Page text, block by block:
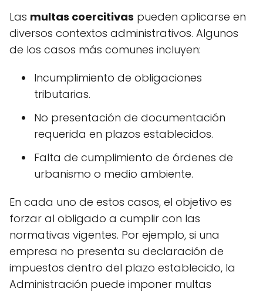
Las multas coercitivas pueden aplicarse en
diversos contextos administrativos. Algunos
de los casos más comunes incluyen:
Incumplimiento de obligaciones
tributarias.
No presentación de documentación
requerida en plazos establecidos.
Falta de cumplimiento de órdenes de
urbanismo o medio ambiente.
En cada uno de estos casos, el objetivo es
forzar al obligado a cumplir con las
normativas vigentes. Por ejemplo, si una
empresa no presenta su declaración de
impuestos dentro del plazo establecido, la
Administración puede imponer multas